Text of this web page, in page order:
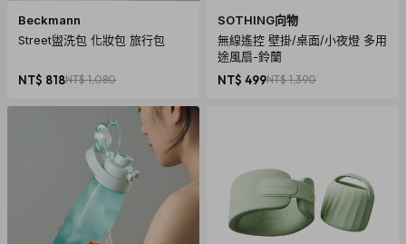
Beckmann
Street盥洗包 化妝包 旅行包
NT$ 818NT$ 1,080
SOTHING向物
無線遙控 壁掛/桌面/小夜燈 多用
途風扇-鈴蘭
NT$ 499NT$ 1,390